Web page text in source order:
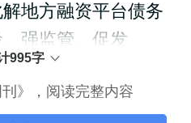
地方融资平台债务
强监管、促发
995字
》，阅读完整内容